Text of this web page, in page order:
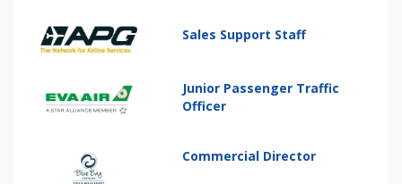
Sales Support Staff
Junior Passenger Traffic
Officer
Commercial Director